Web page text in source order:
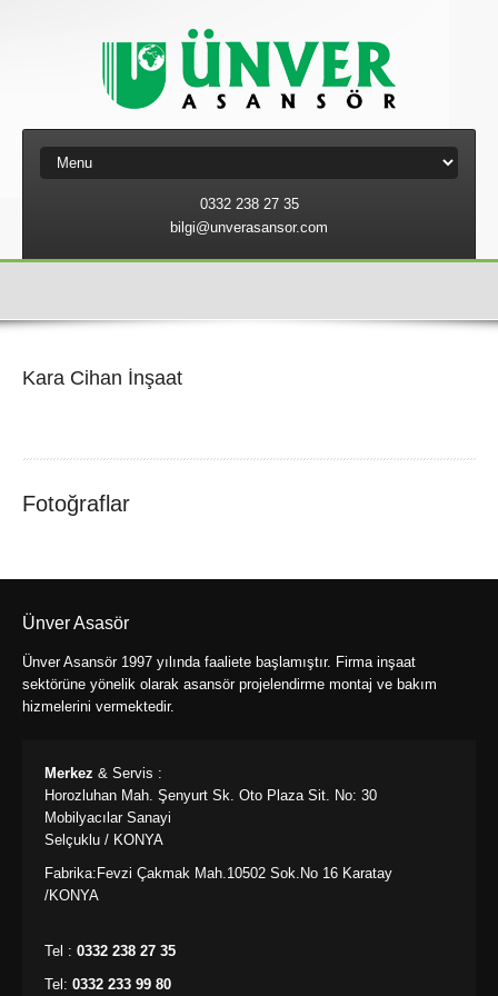
0332 238 27 35
bilgi@unverasansor.com
Kara Cihan İnşaat
Fotoğraflar
Ünver Asasör
Ünver Asansör 1997 yılında faaliete başlamıştır. Firma inşaat
sektörüne yönelik olarak asansör projelendirme montaj ve bakım
hizmelerini vermektedir.
Merkez & Servis :
Horozluhan Mah. Şenyurt Sk. Oto Plaza Sit. No: 30
Mobilyacılar Sanayi
Selçuklu / KONYA
Fabrika:Fevzi Çakmak Mah.10502 Sok.No 16 Karatay
/KONYA
Tel : 0332 238 27 35
Tel: 0332 233 99 80